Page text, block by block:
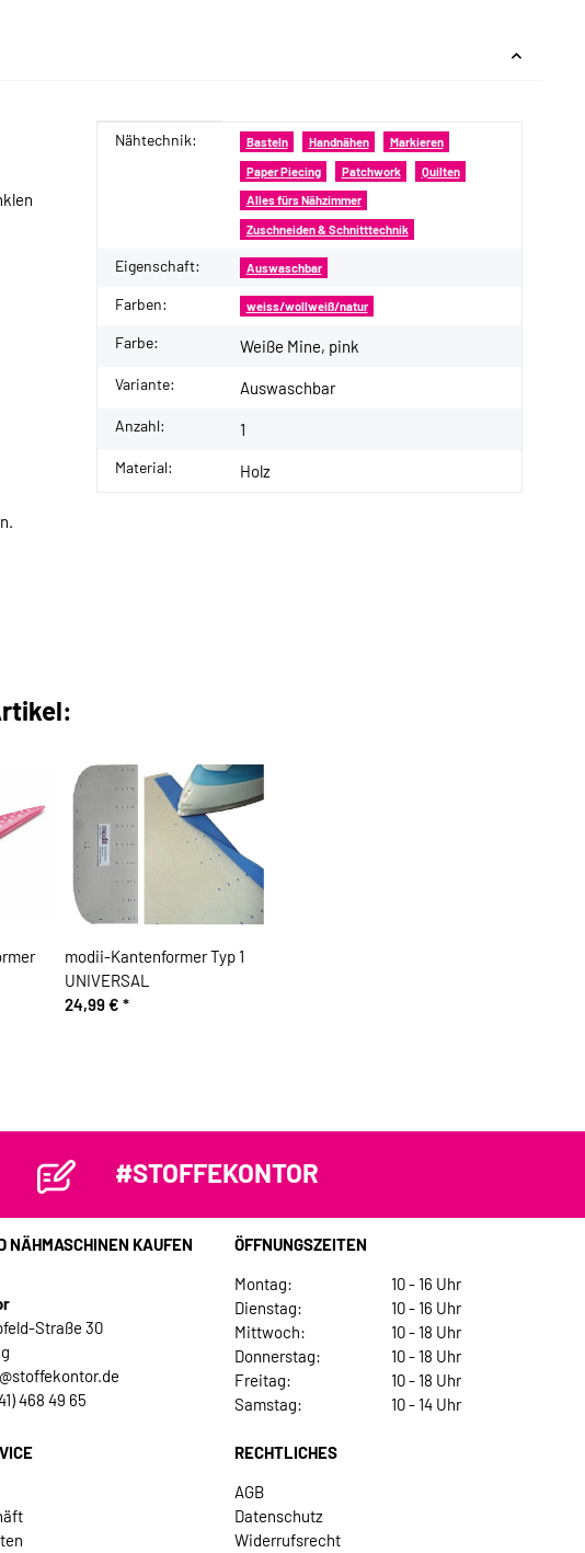
Produkteigenschaft
Wert
Nähtechnik: Basteln Handnähen Markieren
Paper Piecing Patchwork Quilten
Alles fürs Nähzimmer
Zuschneiden & Schnitttechnik
Eigenschaft: Auswaschbar
Farben: weiss/wollweiß/natur
Farbe: Weiße Mine, pink
Variante: Auswaschbar
Anzahl: 1
Material: Holz
modii-Kantenformer Typ 1
UNIVERSAL
24,99 € *
#STOFFEKONTOR
NÄHMASCHINEN KAUFEN
Straße 30
468 49 65
ÖFFNUNGSZEITEN
Montag:
10 - 16 Uhr
Dienstag:
10 - 16 Uhr
Mittwoch:
10 - 18 Uhr
Donnerstag:
10 - 18 Uhr
Freitag:
10 - 18 Uhr
Samstag:
10 - 14 Uhr
RECHTLICHES
AGB
Datenschutz
Widerrufsrecht